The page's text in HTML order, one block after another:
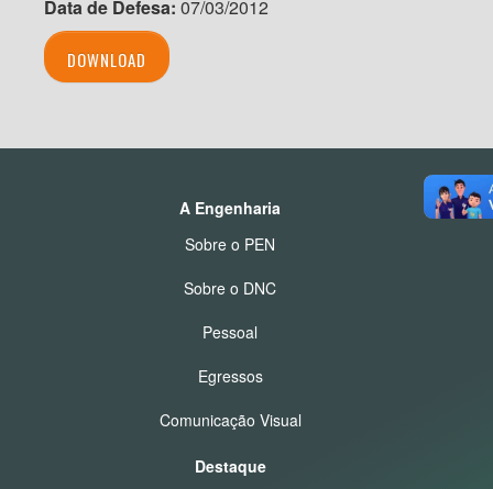
Data de Defesa: 07/03/2012
DOWNLOAD
A Engenharia
Sobre o PEN
Sobre o DNC
Pessoal
Egressos
Comunicação Visual
Destaque